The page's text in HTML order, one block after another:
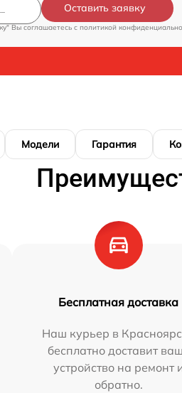
Оставить заявку
Вы соглашаетесь c политикой
Модели Гарантия
Бесплатная доставка
Наш курьер в
бесплатно доставит
устройство на ремонт
обратно.